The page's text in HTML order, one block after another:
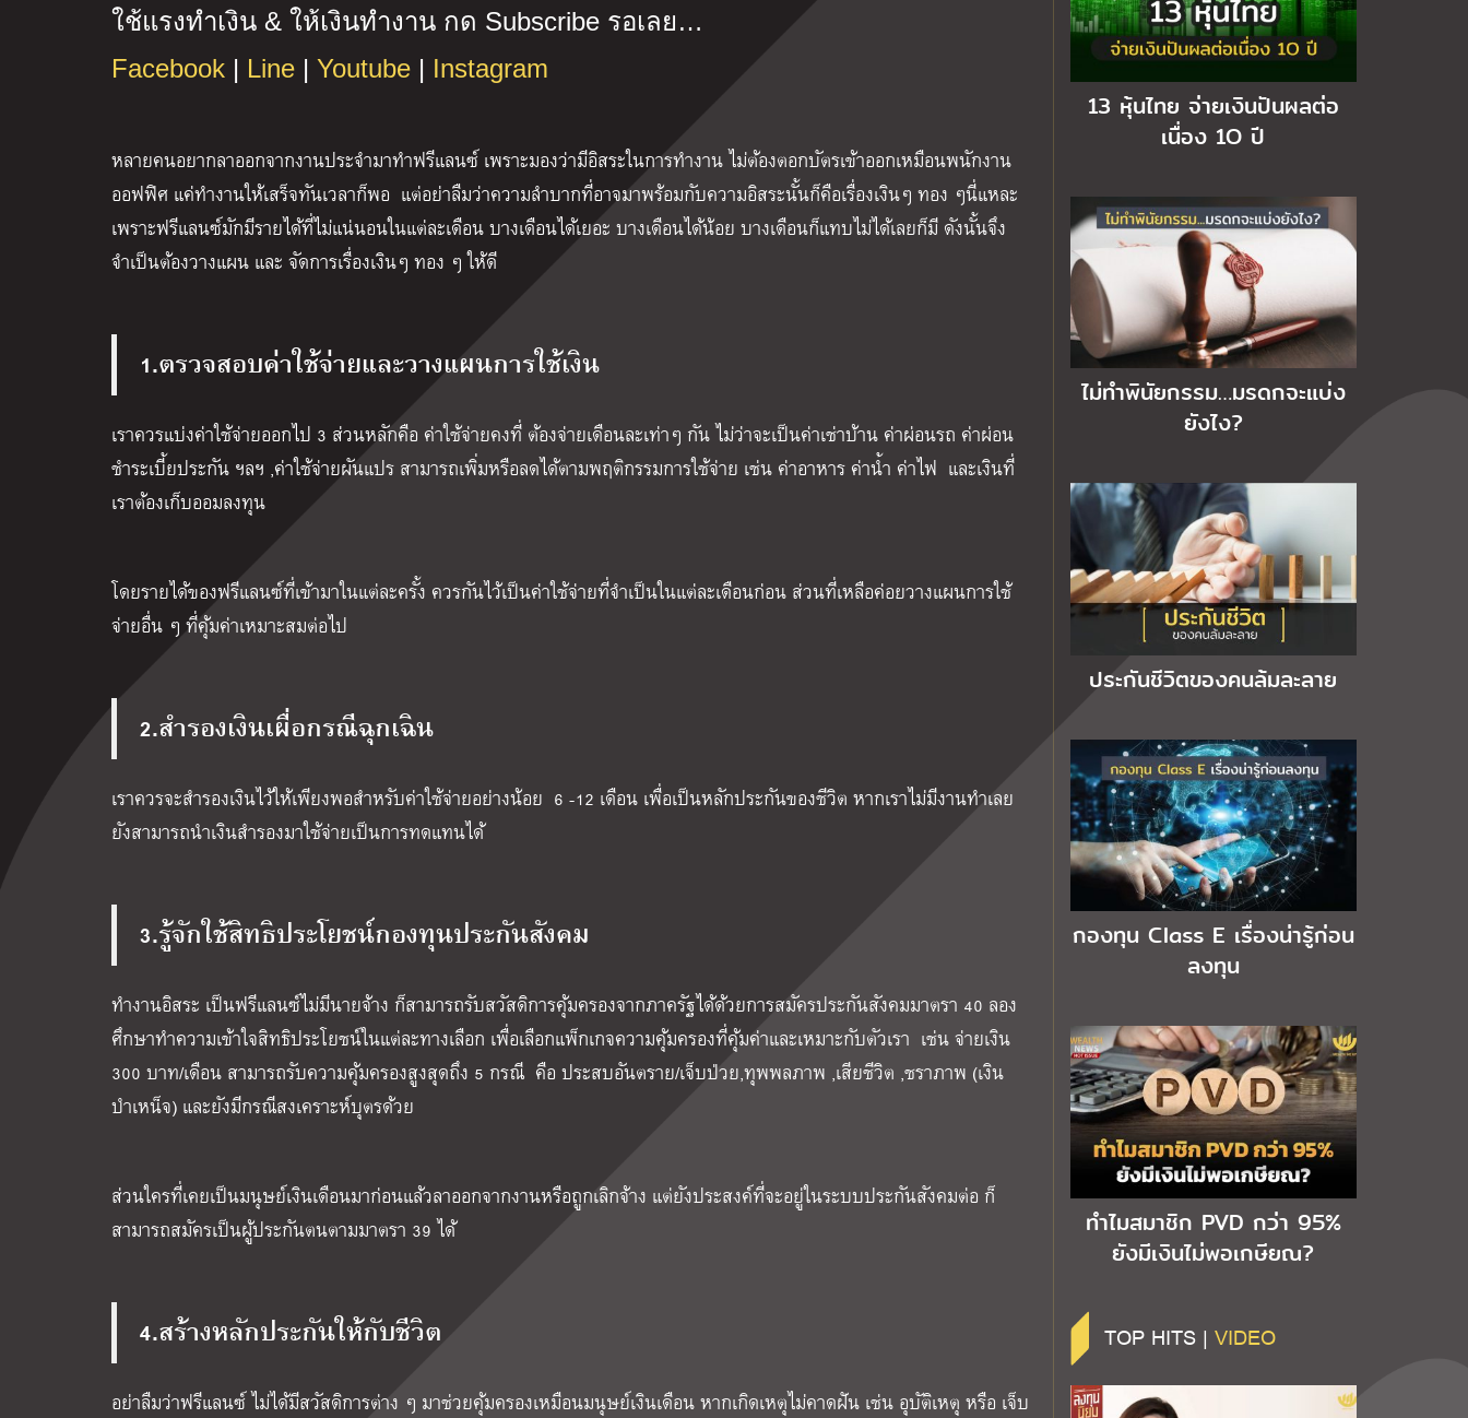
ใช้แรงทำเงิน & ให้เงินทำงาน กด Subscribe รอเลย…
Facebook | Line | Youtube | Instagram
หลายคนอยากลาออกจากงานประจำมาทำฟรีแลนซ์ เพราะมองว่ามีอิสระในการทำงาน ไม่ต้องตอกบัตรเข้าออกเหมือนพนักงาน
ออฟฟิศ แค่ทำงานให้เสร็จทันเวลาก็พอ แต่อย่าลืมว่าความลำบากที่อาจมาพร้อมกับความอิสระนั้นก็คือเรื่องเงินๆ ทอง ๆนี่แหละ
เพราะฟรีแลนซ์มักมีรายได้ที่ไม่แน่นอนในแต่ละเดือน บางเดือนได้เยอะ บางเดือนได้น้อย บางเดือนก็แทบไม่ได้เลยก็มี ดังนั้นจึง
จำเป็นต้องวางแผน และ จัดการเรื่องเงินๆ ทอง ๆ ให้ดี
1.ตรวจสอบค่าใช้จ่ายและวางแผนการใช้เงิน
เราควรแบ่งค่าใช้จ่ายออกไป 3 ส่วนหลักคือ ค่าใช้จ่ายคงที่ ต้องจ่ายเดือนละเท่าๆ กัน ไม่ว่าจะเป็นค่าเช่าบ้าน ค่าผ่อนรถ ค่าผ่อน
ชำระเบี้ยประกัน ฯลฯ ,ค่าใช้จ่ายผันแปร สามารถเพิ่มหรือลดได้ตามพฤติกรรมการใช้จ่าย เช่น ค่าอาหาร ค่าน้ำ ค่าไฟ และเงินที่
เราต้องเก็บออมลงทุน
โดยรายได้ของฟรีแลนซ์ที่เข้ามาในแต่ละครั้ง ควรกันไว้เป็นค่าใช้จ่ายที่จำเป็นในแต่ละเดือนก่อน ส่วนที่เหลือค่อยวางแผนการใช้
จ่ายอื่น ๆ ที่คุ้มค่าเหมาะสมต่อไป
2.สำรองเงินเผื่อกรณีฉุกเฉิน
เราควรจะสำรองเงินไว้ให้เพียงพอสำหรับค่าใช้จ่ายอย่างน้อย 6 -12 เดือน เพื่อเป็นหลักประกันของชีวิต หากเราไม่มีงานทำเลย
ยังสามารถนำเงินสำรองมาใช้จ่ายเป็นการทดแทนได้
3.รู้จักใช้สิทธิประโยชน์กองทุนประกันสังคม
ทำงานอิสระ เป็นฟรีแลนซ์ไม่มีนายจ้าง ก็สามารถรับสวัสดิการคุ้มครองจากภาครัฐได้ด้วยการสมัครประกันสังคมมาตรา 40 ลอง
ศึกษาทำความเข้าใจสิทธิประโยชน์ในแต่ละทางเลือก เพื่อเลือกแพ็กเกจความคุ้มครองที่คุ้มค่าและเหมาะกับตัวเรา เช่น จ่ายเงิน
300 บาท/เดือน สามารถรับความคุ้มครองสูงสุดถึง 5 กรณี คือ ประสบอันตราย/เจ็บป่วย,ทุพพลภาพ ,เสียชีวิต ,ชราภาพ (เงิน
บำเหน็จ) และยังมีกรณีสงเคราะห์บุตรด้วย
ส่วนใครที่เคยเป็นมนุษย์เงินเดือนมาก่อนแล้วลาออกจากงานหรือถูกเลิกจ้าง แต่ยังประสงค์ที่จะอยู่ในระบบประกันสังคมต่อ ก็
สามารถสมัครเป็นผู้ประกันตนตามมาตรา 39 ได้
4.สร้างหลักประกันให้กับชีวิต
อย่าลืมว่าฟรีแลนซ์ ไม่ได้มีสวัสดิการต่าง ๆ มาช่วยคุ้มครองเหมือนมนุษย์เงินเดือน หากเกิดเหตุไม่คาดฝัน เช่น อุบัติเหตุ หรือ เจ็บ
13 หุ้นไทย จ่ายเงินปันผลต่อ
เนื่อง 1O ปี
ไม่ทำพินัยกรรม…มรดกจะแบ่ง
ยังไง?
ประกันชีวิตของคนล้มละลาย
กองทุน Class E เรื่องน่ารู้ก่อน
ลงทุน
ทำไมสมาชิก PVD กว่า 95%
ยังมีเงินไม่พอเกษียณ?
TOP HITS | VIDEO